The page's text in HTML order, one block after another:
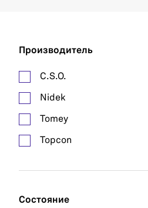
Производитель
C.S.O.
Nidek
Tomey
Topcon
Состояние